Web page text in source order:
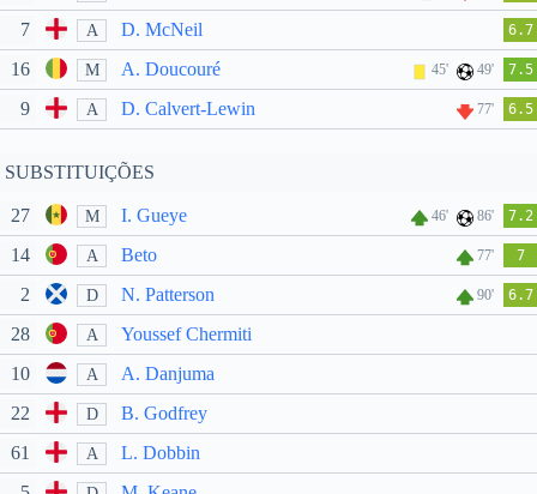
7 A D. McNeil 6.7
16 M A. Doucouré 45' 49' 7.5
9 A D. Calvert-Lewin 77' 6.5
SUBSTITUIÇÕES
27 M I. Gueye 46' 86' 7.2
14 A Beto 77' 7
2 D N. Patterson 90' 6.7
28 A
Youssef Chermiti
10
A
A. Danjuma
22
D
B. Godfrey
61
A
L. Dobbin